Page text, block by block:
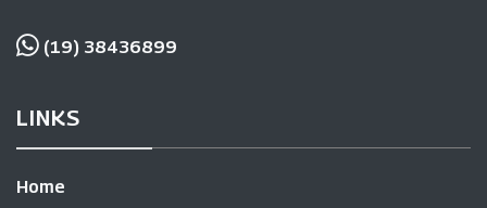
(19) 38436899
LINKS
Home